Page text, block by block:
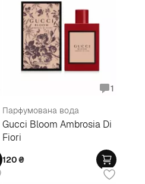
1
Парфумована вода
Gucci Bloom Ambrosia Di
Fiori
120₴